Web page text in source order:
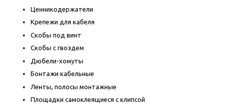
Ценникодержатели
Крепежи для кабеля
Скобы под винт
Скобы с гвоздем
Дюбели-хомуты
Бонтажи кабельные
Ленты, полосы монтажные
Площадки самоклеящиеся с клипсой